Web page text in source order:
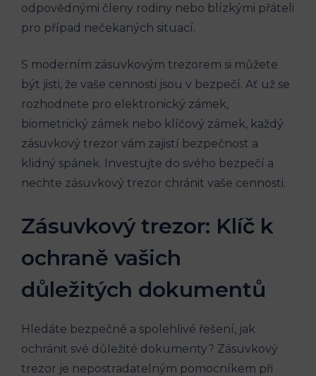
odpovědnými členy rodiny nebo blízkými přáteli
pro případ nečekaných situací.
S moderním zásuvkovým trezorem si můžete
být jisti, že vaše cennosti jsou v bezpečí. Ať už se
rozhodnete pro elektronický zámek,
biometrický zámek nebo klíčový zámek, každý
zásuvkový trezor vám zajistí bezpečnost a
klidný spánek. Investujte do svého bezpečí a
nechte zásuvkový trezor chránit vaše cennosti.
Zásuvkový trezor: Klíč k
ochraně vašich
důležitých dokumentů
Hledáte bezpečné a spolehlivé řešení, jak
ochránit své důležité dokumenty? Zásuvkový
trezor je nepostradatelným pomocníkem při